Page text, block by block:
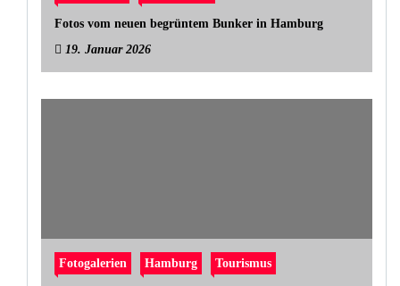
Fotos vom neuen begrüntem Bunker in Hamburg
19. Januar 2026
Fotogalerien Hamburg Tourismus